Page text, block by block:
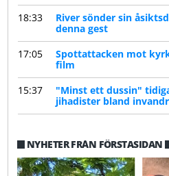
18:33
River sönder sin
denna gest
17:05
Spottattacken mot
film
15:37
"Minst ett dussin"
jihadister bland
NYHETER FRÅN FÖRSTASIDAN